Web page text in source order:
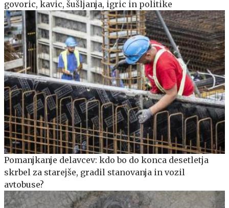
govoric, kavic, šušljanja, igric in politike
Pomanjkanje delavcev: kdo bo do konca desetletja
skrbel za starejše, gradil stanovanja in vozil
avtobuse?